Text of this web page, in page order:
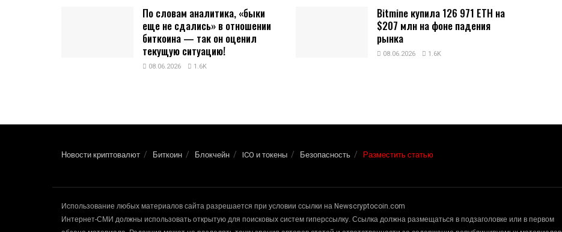
По словам аналитика, «быки
еще не сдались» в отношении
биткоина — так он оценил
текущую ситуацию!
08.06.2026 1.6K
Bitmine купила 126 971 ETH на
$207 млн на фоне падения
рынка
08.06.2026 1.6K
Новости криптовалют Биткоин Блокчейн ICO и токены Безопасность Разместить статью
Использование любых материалов сайта разрешается при условии ссылки на Newscryptocoin.com
Интернет-СМИ должны использовать открытую для поисковых систем гиперссылку. Ссылка должна размещаться в подзаголовке или в первом